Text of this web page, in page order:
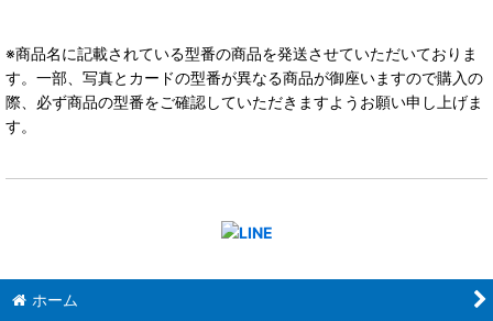
※商品名に記載されている型番の商品を発送させていただいておりま
す。一部、写真とカードの型番が異なる商品が御座いますので購入の
際、必ず商品の型番をご確認していただきますようお願い申し上げま
す。
ホーム